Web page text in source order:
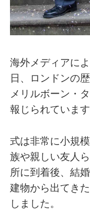
海外メディアに
日、ロンドンの
メリルボーン・
報じられています
式は非常に小規
族や親しい友人
所に到着後、結
建物から出てき
しました。